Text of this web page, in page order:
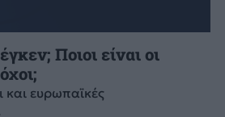
Ποιοι είναι οι
και ευρωπαϊκές